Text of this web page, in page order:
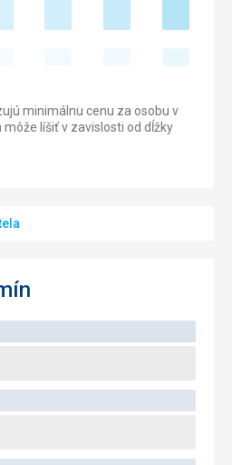
minimálnu cenu za osobu v
môže líšiť v zavislosti od dĺžky